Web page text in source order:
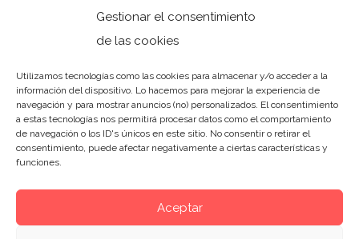
Gestionar el consentimiento
de las cookies
Utilizamos tecnologías como las cookies para almacenar y/o acceder a la
información del dispositivo. Lo hacemos para mejorar la experiencia de
navegación y para mostrar anuncios (no) personalizados. El consentimiento
a estas tecnologías nos permitirá procesar datos como el comportamiento
de navegación o los ID's únicos en este sitio. No consentir o retirar el
consentimiento, puede afectar negativamente a ciertas características y
funciones.
Aceptar
de métodos arqueológicos avanzados para
comprender mejor la evolución del paisaje
urbano de Vulci. Mientras tanto, este hallazgo
obliga a los historiadores a revisar la
el Mediterráneo antiguo.